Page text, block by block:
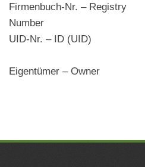
Firmenbuch-Nr. – Registry
Number
UID-Nr. – ID (UID)
Eigentümer – Owner